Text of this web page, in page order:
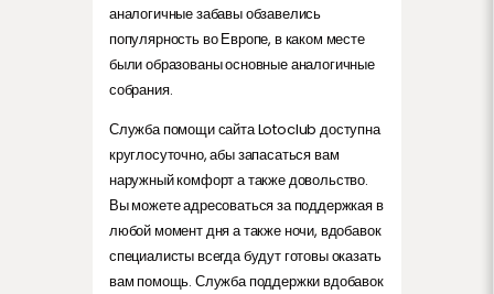
аналогичные забавы обзавелись
популярность во Европе, в каком месте
были образованы основные аналогичные
собрания.
Служба помощи сайта Lotoclub доступна
круглосуточно, абы запасаться вам
наружный комфорт а также довольство.
Вы можете адресоваться за поддержкая в
любой момент дня а также ночи, вдобавок
специалисты всегда будут готовы оказать
вам помощь. Служба поддержки вдобавок